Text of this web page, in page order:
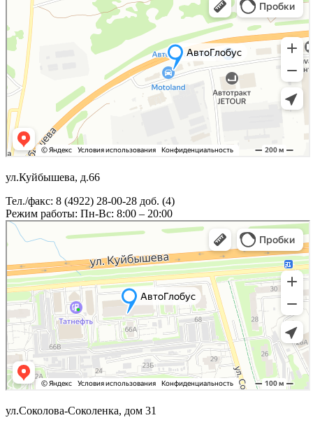
ул.Куйбышева, д.66
Тел./факс: 8 (4922) 28-00-28 доб. (4)
Режим работы: Пн-Вс: 8:00 – 20:00
ул.Соколова-Соколенка, дом 31